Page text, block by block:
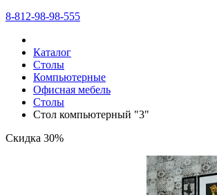
8-812-98-98-555
Каталог
Столы
Компьютерные
Офисная мебель
Столы
Стол компьютерный "3"
Скидка 30%